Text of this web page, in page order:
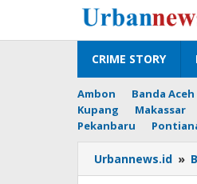
konten
CRIME STORY
Ambon Banda Aceh
Kupang
Makassar
Pekanbaru
Urbannews.id »